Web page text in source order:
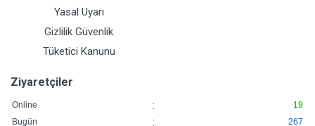
Yasal Uyarı
Gizlilik Güvenlik
Tüketici Kanunu
Ziyaretçiler
Online :
19
Bugün
: 267